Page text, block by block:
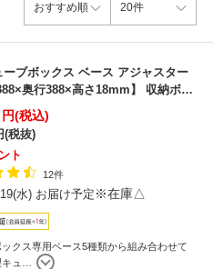
ーブボックス ベース アジャスター
奥行388×高さ18mm】 収納ボッ
円(税込)
(税抜)
ト
12件
水) お届け予定 ※在庫△
クス専用ベース5種類から組み合わせて
ュ